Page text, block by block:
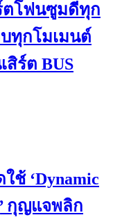
ตโฟนซูมดีทุก
ทุกโมเมนต์
ร์ต BUS
ช้ ‘Dynamic
กุญแจพลิก